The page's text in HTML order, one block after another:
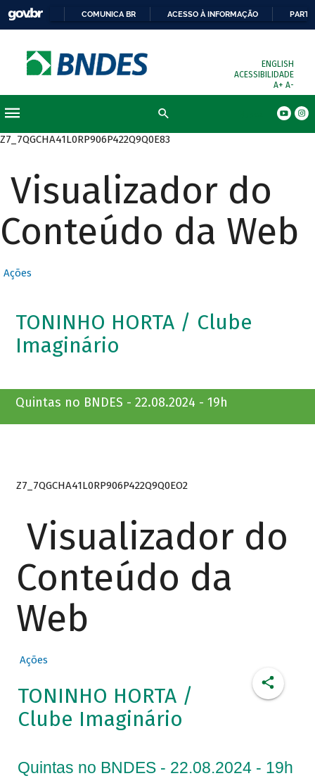
COMUNICA BR ACESSO À INFORMAÇÃO
ENGLISH
ACESSIBILIDADE
A+ A-
Z7_7QGCHA41L0RP906P422Q9Q0E83
Visualizador do
Conteúdo da Web
Ações
TONINHO HORTA / Clube
Imaginário
Quintas no BNDES - 22.08.2024 - 19h
Z7_7QGCHA41L0RP906P422Q9Q0EO2
Visualizador do
Conteúdo da
Web
Ações
TONINHO HORTA /
Clube Imaginário
Quintas no BNDES - 22.08.2024 - 19h